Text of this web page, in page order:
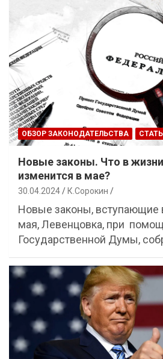
ОБЗОР ЗАКОНОДАТЕЛЬСТВА
Новые законы. Что в
изменится в мае?
30.04.2024 К.Сорокин
Новые законы, вступающие
мая, Левенцовка, при
Государственной Думы,